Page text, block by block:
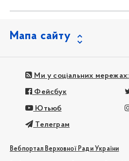
Мапа сайту
Ми у соціальних мережах:
Фейсбук
Ютьюб
Телеграм
Вебпортал Верховної Ради України